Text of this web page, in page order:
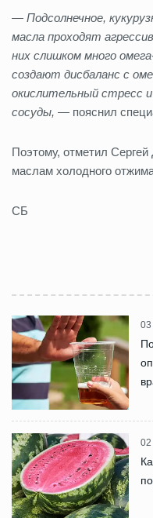
— Подсолнечное,
масла проходят
них слишком много
создают дисбаланс с
окислительный стресс
сосуды, — пояснил
Поэтому, отметил
маслам холодного
СБ
03
02